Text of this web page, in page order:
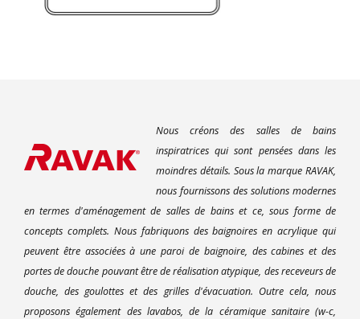
Nous créons des salles de bains
inspiratrices qui sont pensées dans les
moindres détails. Sous la marque RAVAK,
nous fournissons des solutions modernes
en termes d'aménagement de salles de bains et ce, sous forme de
concepts complets. Nous fabriquons des baignoires en acrylique qui
peuvent être associées à une paroi de baignoire, des cabines et des
portes de douche pouvant être de réalisation atypique, des receveurs de
douche, des goulottes et des grilles d'évacuation. Outre cela, nous
proposons également des lavabos, de la céramique sanitaire (w-c,